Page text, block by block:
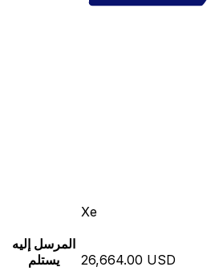
Xe
المرسل إليه
يستلم
26,664.00 USD